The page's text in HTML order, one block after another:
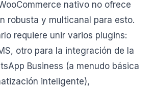
nativo no ofrece
robusta y multicanal para esto.
requiere unir varios plugins:
otro para la integración de la
Business (a menudo básica
inteligente),